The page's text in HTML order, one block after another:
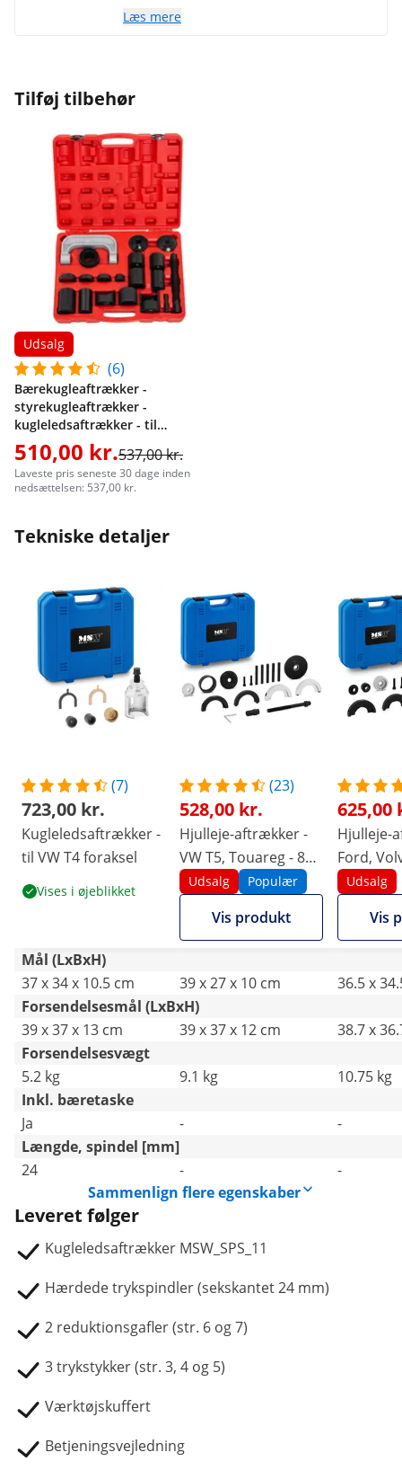
Læs mere
Tilføj tilbehør
Udsalg
(6)
Bærekugleaftrækker -
styrekugleaftrækker -
kugleledsaftrækker - til
varevogne, pickups, vans eller
SUV'er - 21 dele
510,00 kr.537,00 kr.
Laveste pris seneste 30 dage inden
nedsættelsen: 537,00 kr.
Tekniske detaljer
(7)
723,00 kr.
Kugleledsaftrækker -
til VW T4 foraksel
Vises i øjeblikket
(23)
528,00 kr.
Hjulleje-aftrækker -
VW T5, Touareg - 85
mm
Udsalg Populær
Vis produkt
625,00
Hjulleje-
Ford,
Udsalg
Vis
Mål (LxBxH)
37 x 34 x 10.5 cm
39 x 27 x 10 cm
36.5 x
Forsendelsesmål (LxBxH)
39 x 37 x 13 cm
39 x 37 x 12 cm
38.7 x
Forsendelsesvægt
5.2 kg
9.1 kg
10.75 kg
Inkl. bæretaske
Ja
-
-
Længde, spindel [mm]
24
-
-
Sammenlign flere egenskaber
Leveret følger
Kugleledsaftrækker MSW_SPS_11
Hærdede trykspindler (sekskantet 24 mm)
2 reduktionsgafler (str. 6 og 7)
3 trykstykker (str. 3, 4 og 5)
Værktøjskuffert
Betjeningsvejledning